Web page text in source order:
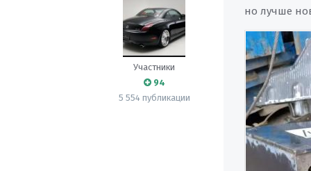
Участники
94
5 554 публикации
но лучше